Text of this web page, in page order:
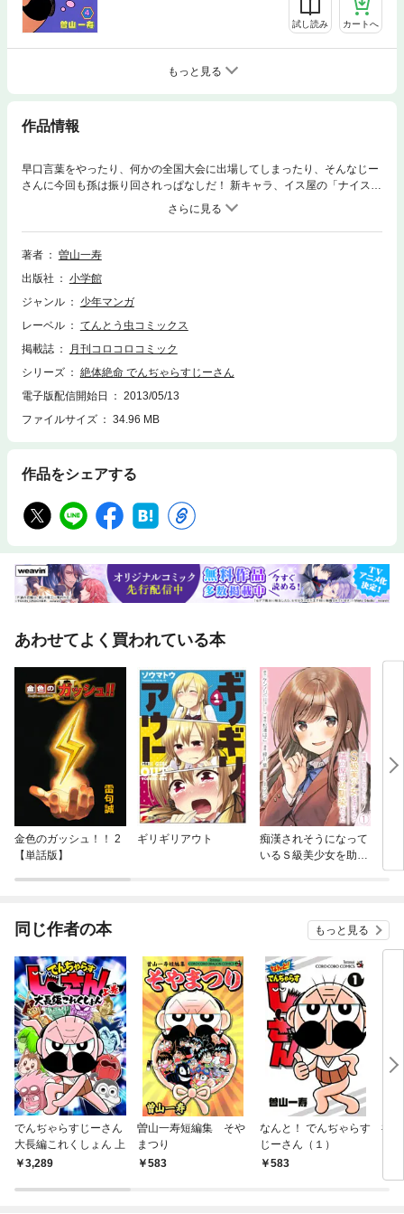
試し読み カートへ
もっと見る
作品情報
早口言葉をやったり、何かの全国大会に出場してしまったり、そんなじー
さんに今回も孫は振り回されっぱなしだ！ 新キャラ、イス屋の「ナイス斎
著者
曽山一寿
出版社
小学館
ジャンル
少年マンガ
レーベル
てんとう虫コミックス
掲載誌
月刊コロコロコミック
シリーズ
絶体絶命 でんぢゃらすじーさん
電子版配信開始日
2013/05/13
ファイルサイズ
34.96 MB
作品をシェアする
あわせてよく買われている本
金色のガッシュ！！ 2
【単話版】
ギリギリアウト
痴漢されそうになって
いるＳ級美少女を助け
同じ作者の本 もっと見る
でんぢゃらすじーさん
大長編これくしょん 上
3,289
曽山一寿短編集 そや
まつり
583
なんと！ でんぢゃらす
じーさん（１）
583
神